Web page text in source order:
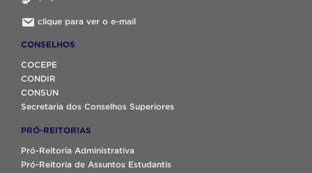
clique para ver o e-mail
CONSELHOS
COCEPE
CONDIR
CONSUN
Secretaria dos Conselhos Superiores
PRÓ-REITORIAS
Pró-Reitoria Administrativa
Pró-Reitoria de Assuntos Estudantis